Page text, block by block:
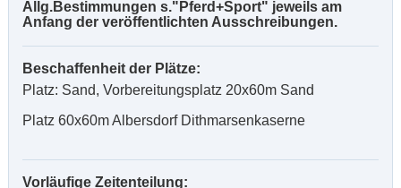
Allg.Bestimmungen s."Pferd+Sport" jeweils am
Anfang der veröffentlichten Ausschreibungen.
Beschaffenheit der Plätze:
Platz: Sand, Vorbereitungsplatz 20x60m Sand
Platz 60x60m Albersdorf Dithmarsenkaserne
Vorläufige Zeitenteilung: